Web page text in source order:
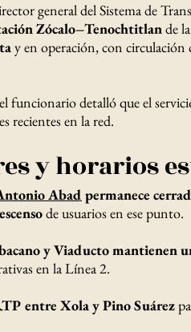
general del Sistema de
Zócalo–Tenochtitlande la
y en operación, con circulación
funcionario detalló que el
recientes en la red.
y horarios
Abad permanece
de usuarios en ese punto.
y Viaducto mantienen
en la Línea 2.
entre Xola y Pino Suárez